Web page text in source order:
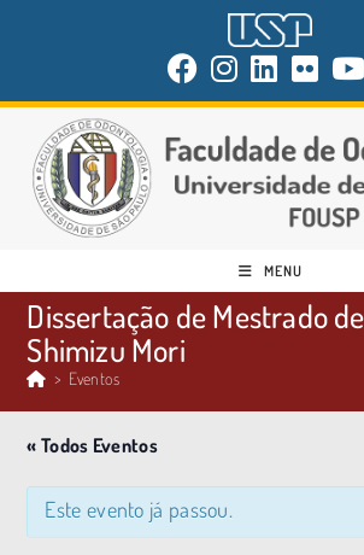
MENU
Dissertação de Mestrado
Shimizu Mori
> Eventos
« Todos Eventos
Este evento já passou.